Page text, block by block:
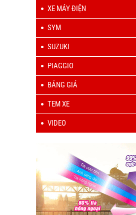
XE MÁY ĐIỆN
SYM
SUZUKI
PIAGGIO
BẢNG GIÁ
TEM XE
VIDEO